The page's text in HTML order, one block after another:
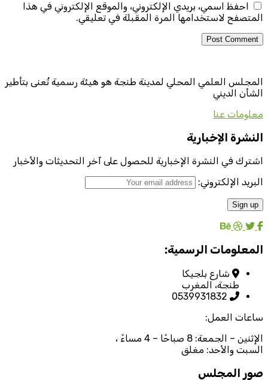
احفظ اسمي، بريدي الإلكتروني، والموقع الإلكتروني في هذا
المتصفح لاستخدامها المرة المقبلة في تعليقي.
المجلس العلمي المحلي لمدينة طنجة هو هيئة رسمية تُعنى بتأطير
الشأن الديني
معلومات عنا
النشرة الإخبارية
اشترك في النشرة الإخبارية للحصول على آخر التحديثات والأخبار
البريد الإلكتروني:
المعلومات الرسمية:
شارع بلجيكا
طنجة، المغرب
0539931832
ساعات العمل:
الإثنين – الجمعة: 8 صباحًا – 4 مساءً ،
السبت والأحد: مغلق
صور المجلس